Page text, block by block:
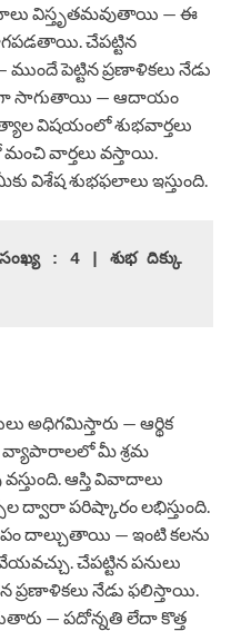
విస్తృతమవుతాయి — ఈ
చేపట్టిన
పెట్టిన ప్రణాళికలు నేడు
సాగుతాయి — ఆదాయం
విషయంలో శుభవార్తలు
వార్తలు వస్తాయి.
విశేష శుభఫలాలు ఇస్తుంది.
: 4 | శుభ దిక్కు
అధిగమిస్తారు — ఆర్థిక
వ్యాపారాలలో మీ శ్రమ
వస్తుంది. ఆస్తి వివాదాలు
పరిష్కారం లభిస్తుంది.
దాల్చుతాయి — ఇంటి కలను
చేపట్టిన పనులు
నేడు ఫలిస్తాయి.
— పదోన్నతి లేదా కొత్త